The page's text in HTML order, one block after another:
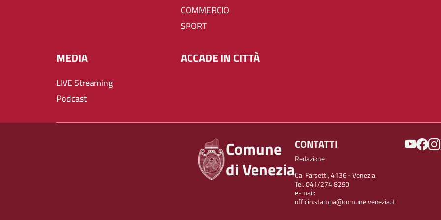
COMMERCIO
SPORT
MEDIA
LIVE Streaming
Podcast
ACCADE IN CITTÀ
Comune
di Venezia
CONTATTI
Redazione
Ca' Farsetti, 4136 - Venezia
Tel. 041/274 8290
e-mail:
ufficio.stampa@comune.venezia.it